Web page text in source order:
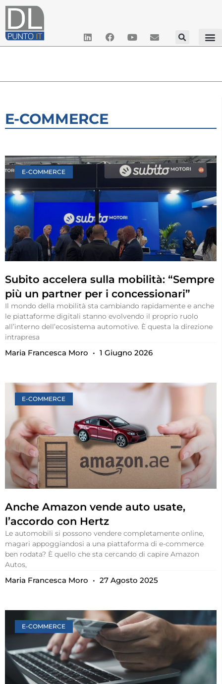
E-COMMERCE
E-COMMERCE
Subito accelera sulla mobilità: “Sempre
più un partner per i concessionari”
Il mondo della mobilità sta cambiando rapidamente e anche
le piattaforme digitali stanno evolvendo il proprio ruolo
all’interno dell’ecosistema automotive. È questa la direzione
intrapresa
Maria Francesca Moro 1 Giugno 2026
E-COMMERCE
Anche Amazon vende auto usate,
l’accordo con Hertz
Le automobili si possono vendere completamente online,
magari appoggiandosi a una piattaforma di e-commerce
ben rodata? È quello che sta cercando di capire Amazon
Autos,
Maria Francesca Moro 27 Agosto 2025
E-COMMERCE